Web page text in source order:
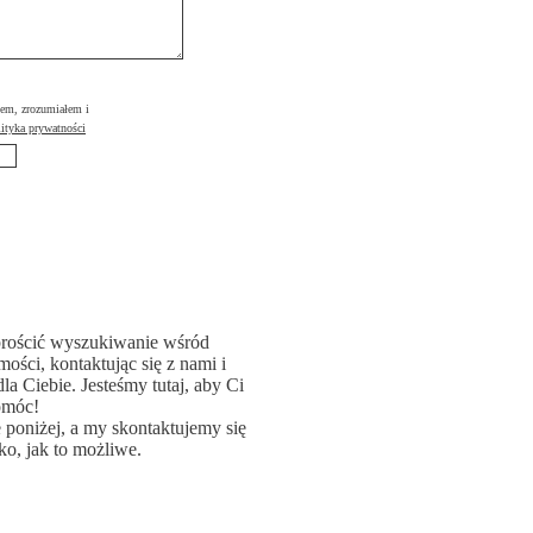
zrozumiałem i
prywatności
wyszukiwanie wśród
kontaktując się z nami i
Ciebie. Jesteśmy tutaj, aby Ci
a my skontaktujemy się
jak to możliwe.